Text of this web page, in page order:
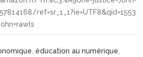
, éducation au numérique,